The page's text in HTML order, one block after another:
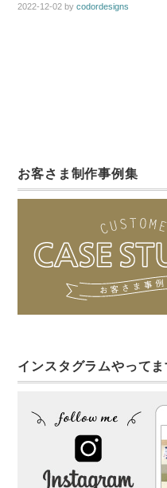
2022-12-02 bycodordesigns
お客さま制作事例集
インスタグラムやってま